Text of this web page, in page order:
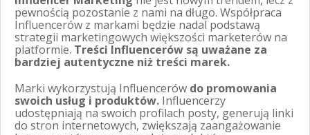
pewnością pozostanie z nami na długo. Współpraca
Influencerów z markami będzie nadal podstawą
strategii marketingowych większości marketerów na
platformie. Treści Influencerów są uważane za
bardziej autentyczne niż treści marek.
Marki wykorzystują Influencerów do promowania
swoich usług i produktów. Influencerzy
udostępniają na swoich profilach posty, generują linki
do stron internetowych, zwiększają zaangażowanie